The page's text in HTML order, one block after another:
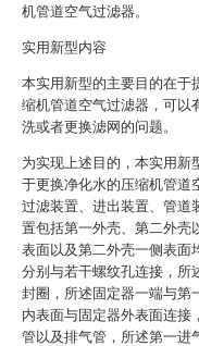
机管道空气过滤器。
实用新型内容
本实用新型的主要目的在于
缩机管道空气过滤器，可以
洗或者更换滤网的问题。
为实现上述目的，本实用新
于更换净化水的压缩机管道
过滤装置、进出装置、管道
置包括第一外壳、第二外壳
表面以及第二外壳一侧表面
分别与若干螺纹孔连接，所
封圈，所述固定器一端与第
内表面与固定器外表面连接
管以及排气管，所述第一进